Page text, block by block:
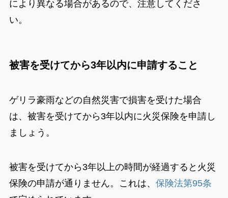
により異なる場合があるので、注意してくださ
い。
被害を受けてから3年以内に申請すること
ゲリラ豪雨などの自然災害で損害を受けた場合
は、被害を受けてから3年以内に火災保険を申請し
ましょう。
被害を受けてから3年以上の時間が経過すると火災
保険の申請が通りません。これは、 保険法第95条